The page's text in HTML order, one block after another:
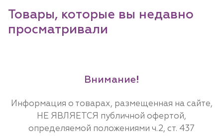
Товары, которые вы недавно
просматривали
Внимание!
Информация о товарах, размещенная на сайте,
НЕ ЯВЛЯЕТСЯ публичной офертой,
определяемой положениями ч.2, ст. 437